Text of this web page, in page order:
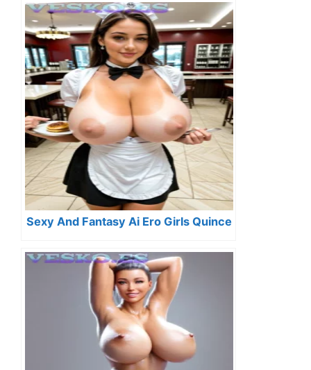
Sexy And Fantasy Ai Ero Girls Quince